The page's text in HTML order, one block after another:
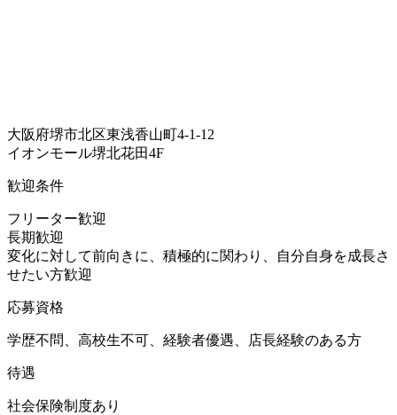
大阪府堺市北区東浅香山町4-1-12
イオンモール堺北花田4F
歓迎条件
フリーター歓迎
長期歓迎
変化に対して前向きに、積極的に関わり、自分自身を成長さ
せたい方歓迎
応募資格
学歴不問、高校生不可、経験者優遇、店長経験のある方
待遇
社会保険制度あり